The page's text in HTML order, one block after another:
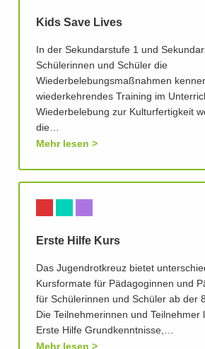
Kids Save Lives
In der Sekundarstufe 1 und
Schülerinnen und Schüler die
Wiederbelebungsmaßnahmen
wiederkehrendes Training im
Wiederbelebung zur Kulturfertigkeit
die…
Mehr lesen
Erste Hilfe Kurs
Das Jugendrotkreuz bietet
Kursformate für Pädagoginnen und
für Schülerinnen und Schüler ab der
Die Teilnehmerinnen und Teilnehmer
Erste Hilfe Grundkenntnisse,…
Mehr lesen